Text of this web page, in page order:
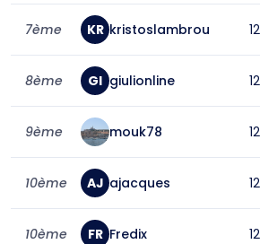
7ème KR kristoslambrou
8ème GI giulionline
9ème mouk78
10ème AJ ajacques
10ème FR Fredix